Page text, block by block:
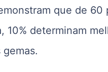
que de 60
10% determinam